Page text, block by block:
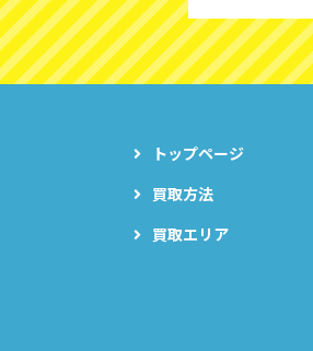
トップページ
買取方法
買取エリア